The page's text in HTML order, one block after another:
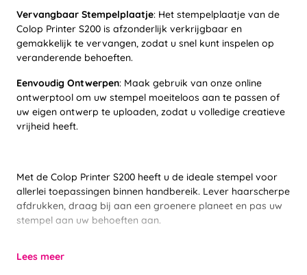
Vervangbaar Stempelplaatje: Het stempelplaatje van de
Colop Printer S200 is afzonderlijk verkrijgbaar en
gemakkelijk te vervangen, zodat u snel kunt inspelen op
veranderende behoeften.
Eenvoudig Ontwerpen: Maak gebruik van onze online
ontwerptool om uw stempel moeiteloos aan te passen of
uw eigen ontwerp te uploaden, zodat u volledige creatieve
vrijheid heeft.
Met de Colop Printer S200 heeft u de ideale stempel voor
allerlei toepassingen binnen handbereik. Lever haarscherpe
afdrukken, draag bij aan een groenere planeet en pas uw
stempel aan uw behoeften aan.
Lees meer